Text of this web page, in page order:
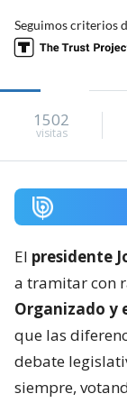
Seguimos criterios
1502
visitas
El presidente
a tramitar con
Organizado y
que las
debate
siempre,